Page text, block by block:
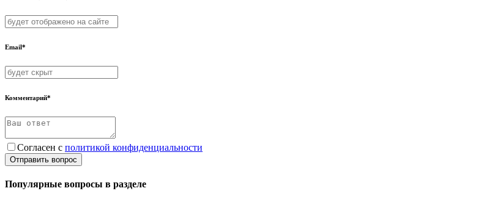
Email*
Комментарий*
Согласен с политикой конфиденциальности
Отправить вопрос
Популярные вопросы в разделе